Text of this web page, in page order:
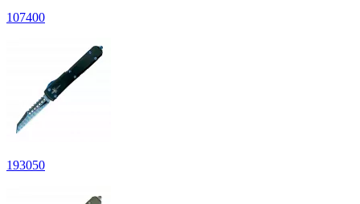
107400
193050